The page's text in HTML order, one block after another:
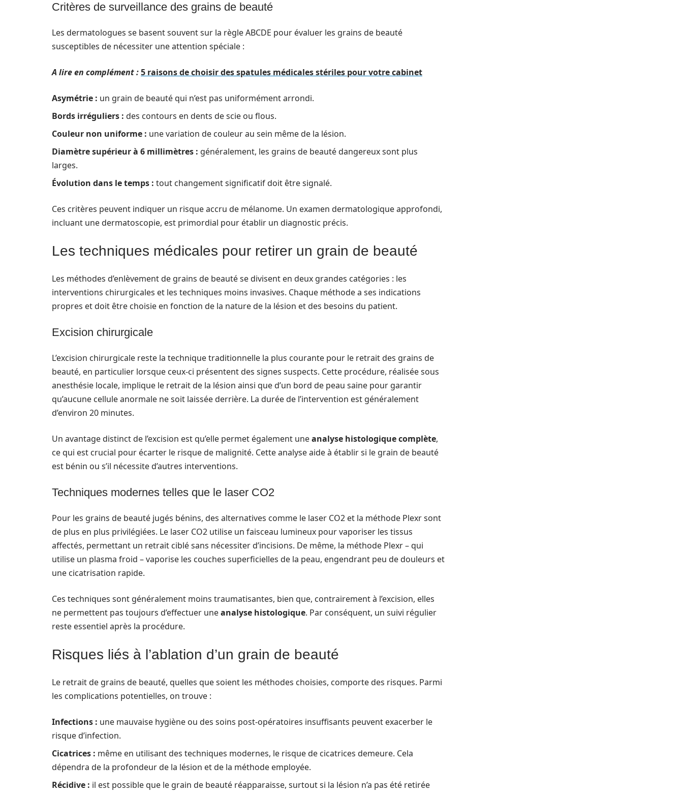
Critères de surveillance des grains de beauté
Les dermatologues se basent souvent sur la règle ABCDE pour évaluer les grains de beauté
susceptibles de nécessiter une attention spéciale :
A lire en complément :5 raisons de choisir des spatules médicales stériles pour votre cabinet
Asymétrie : un grain de beauté qui n’est pas uniformément arrondi.
Bords irréguliers : des contours en dents de scie ou flous.
Couleur non uniforme : une variation de couleur au sein même de la lésion.
Diamètre supérieur à 6 millimètres : généralement, les grains de beauté dangereux sont plus
larges.
Évolution dans le temps : tout changement significatif doit être signalé.
Ces critères peuvent indiquer un risque accru de mélanome. Un examen dermatologique approfondi,
incluant une dermatoscopie, est primordial pour établir un diagnostic précis.
Les techniques médicales pour retirer un grain de beauté
Les méthodes d’enlèvement de grains de beauté se divisent en deux grandes catégories : les
interventions chirurgicales et les techniques moins invasives. Chaque méthode a ses indications
propres et doit être choisie en fonction de la nature de la lésion et des besoins du patient.
Excision chirurgicale
L’excision chirurgicale reste la technique traditionnelle la plus courante pour le retrait des grains de
beauté, en particulier lorsque ceux-ci présentent des signes suspects. Cette procédure, réalisée sous
anesthésie locale, implique le retrait de la lésion ainsi que d’un bord de peau saine pour garantir
qu’aucune cellule anormale ne soit laissée derrière. La durée de l’intervention est généralement
d’environ 20 minutes.
Un avantage distinct de l’excision est qu’elle permet également uneanalyse histologique complète,
ce qui est crucial pour écarter le risque de malignité. Cette analyse aide à établir si le grain de beauté
est bénin ou s’il nécessite d’autres interventions.
Techniques modernes telles que le laser CO2
Pour les grains de beauté jugés bénins, des alternatives comme le laser CO2 et la méthode Plexr sont
de plus en plus privilégiées. Le laser CO2 utilise un faisceau lumineux pour vaporiser les tissus
affectés, permettant un retrait ciblé sans nécessiter d’incisions. De même, la méthode Plexr – qui
utilise un plasma froid – vaporise les couches superficielles de la peau, engendrant peu de douleurs et
une cicatrisation rapide.
Ces techniques sont généralement moins traumatisantes, bien que, contrairement à l’excision, elles
ne permettent pas toujours d’effectuer uneanalyse histologique. Par conséquent, un suivi régulier
reste essentiel après la procédure.
Risques liés à l’ablation d’un grain de beauté
Le retrait de grains de beauté, quelles que soient les méthodes choisies, comporte des risques. Parmi
les complications potentielles, on trouve :
Infections : une mauvaise hygiène ou des soins post-opératoires insuffisants peuvent exacerber le
risque d’infection.
Cicatrices : même en utilisant des techniques modernes, le risque de cicatrices demeure. Cela
dépendra de la profondeur de la lésion et de la méthode employée.
Récidive : il est possible que le grain de beauté réapparaisse, surtout si la lésion n’a pas été retirée